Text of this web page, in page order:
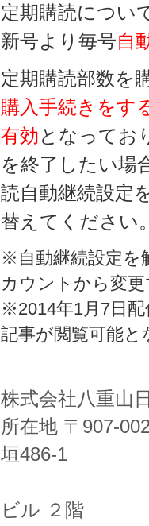
定期購読につい
新号より毎号自
定期購読部数を
購入手続きをす
有効となってお
を終了したい場
読自動継続設定
替えてください
※自動継続設定を
カウントから変
※2014年1月7日
記事が閲覧可能
株式会社八重山
所在地 〒 907-
垣486-1
ビル ２階